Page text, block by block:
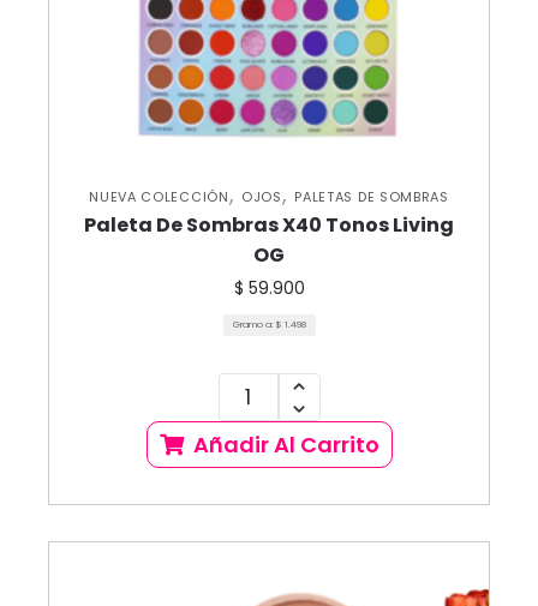
NUEVA COLECCIÓN, OJOS, PALETAS DE SOMBRAS
Paleta De Sombras X40 Tonos Living
OG
$ 59.900
Gramo a: $ 1.498
Añadir Al Carrito